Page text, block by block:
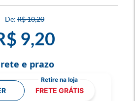
R$ 10,20
9,20
e prazo
FRETE GRÁTIS